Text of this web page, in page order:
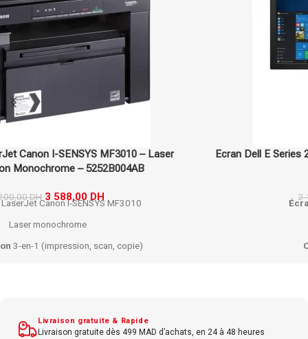
Ecran Dell E Series 20 Pouces – LED Display HD+ LCD Noir –
E2016HV
2 146,00
ÉcranDellE Series 20"
Connectivité
Compatible Windows
Livraison gratuite & Rapide
Livraison gratuite dès 499 MAD d’achats, en 24 à 48 heures